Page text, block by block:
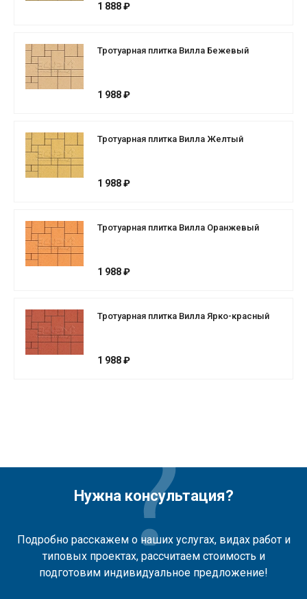
1 888 ₽
Тротуарная плитка Вилла Бежевый
1 988 ₽
Тротуарная плитка Вилла Желтый
1 988 ₽
Тротуарная плитка Вилла Оранжевый
1 988 ₽
Тротуарная плитка Вилла Ярко-красный
1 988 ₽
Нужна консультация?
Подробно расскажем о наших услугах, видах работ и
типовых проектах, рассчитаем стоимость и
подготовим индивидуальное предложение!